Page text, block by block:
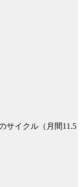
イクル（月間11.5